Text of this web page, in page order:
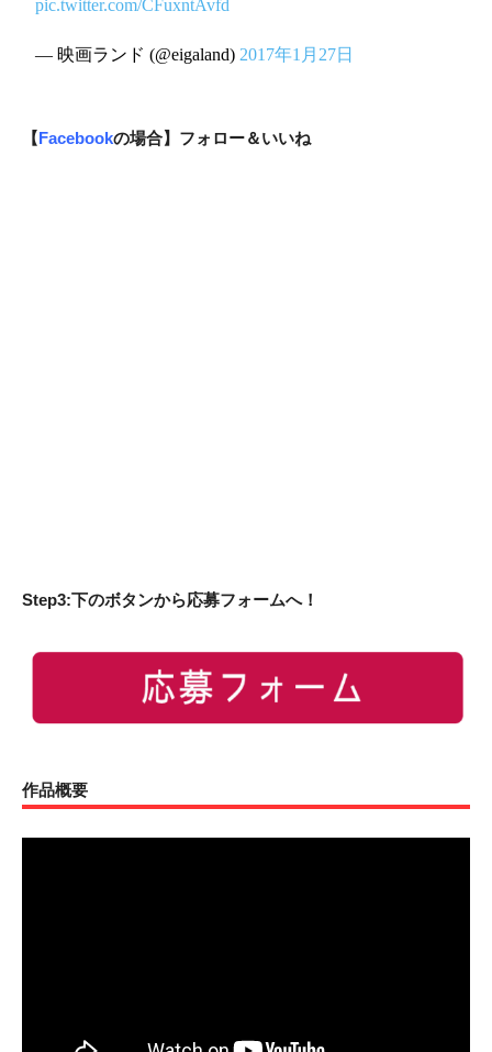
pic.twitter.com/CFuxntAvfd
— 映画ランド (@eigaland) 2017年1月27日
【Facebookの場合】フォロー＆いいね
Step3:下のボタンから応募フォームへ！
作品概要